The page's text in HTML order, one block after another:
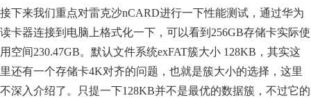
接下来我们重点对雷克沙nCARD进行一下性能测试，通过华为
读卡器连接到电脑上格式化一下，可以看到256GB存储卡实际使
用空间230.47GB。默认文件系统exFAT簇大小 128KB，其实这
里还有一个存储卡4K对齐的问题，也就是簇大小的选择，这里
不深入介绍了。只提一下128KB并不是最优的数据簇，不过它的